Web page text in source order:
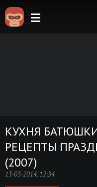
КУХНЯ
РЕЦЕПТЫ
(2007)
13-03-2014, 12:34